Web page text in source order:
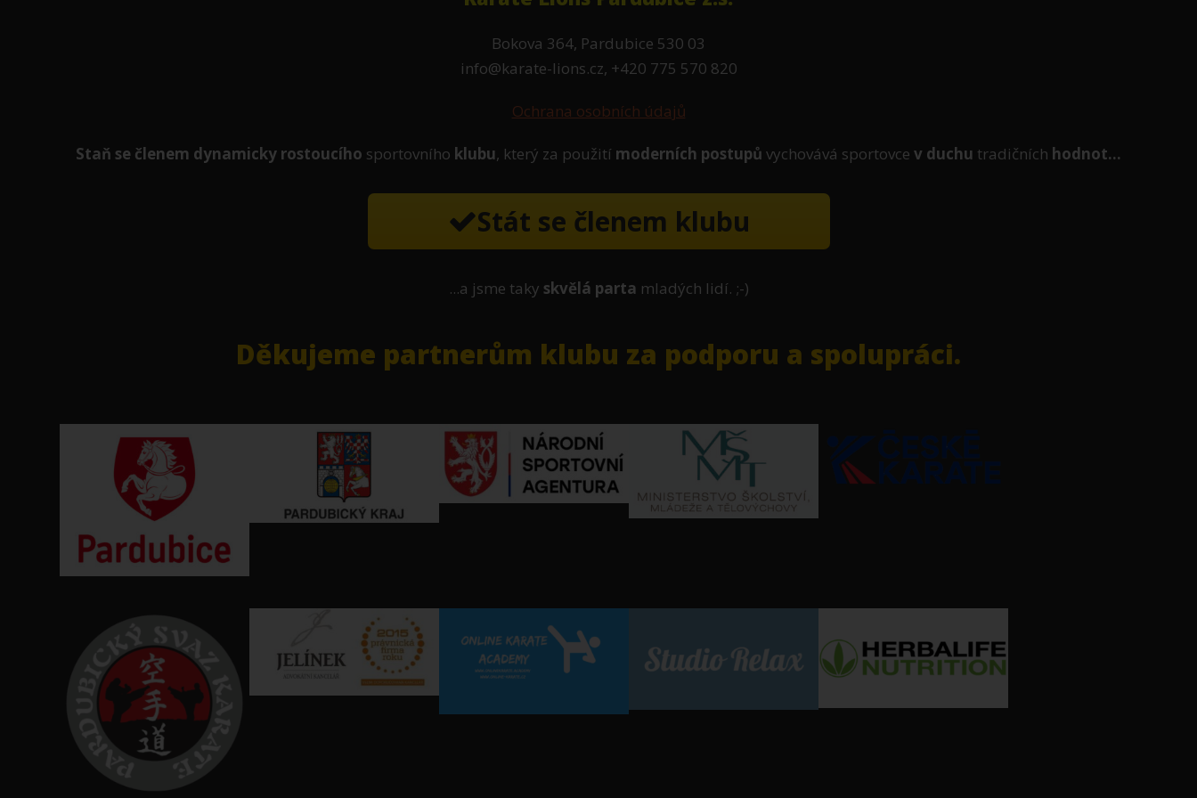
Bokova 364, Pardubice 530 03
info@karate-lions.cz, +420 775 570 820
Ochrana osobních údajů
Staň se členem dynamicky rostoucího sportovního klubu, který za použití moderních postupů vychovává sportovce v duchu tradičních hodnot...
Stát se členem klubu
...a jsme taky skvělá parta mladých lidí. ;-)
Děkujeme partnerům klubu za podporu a spolupráci.